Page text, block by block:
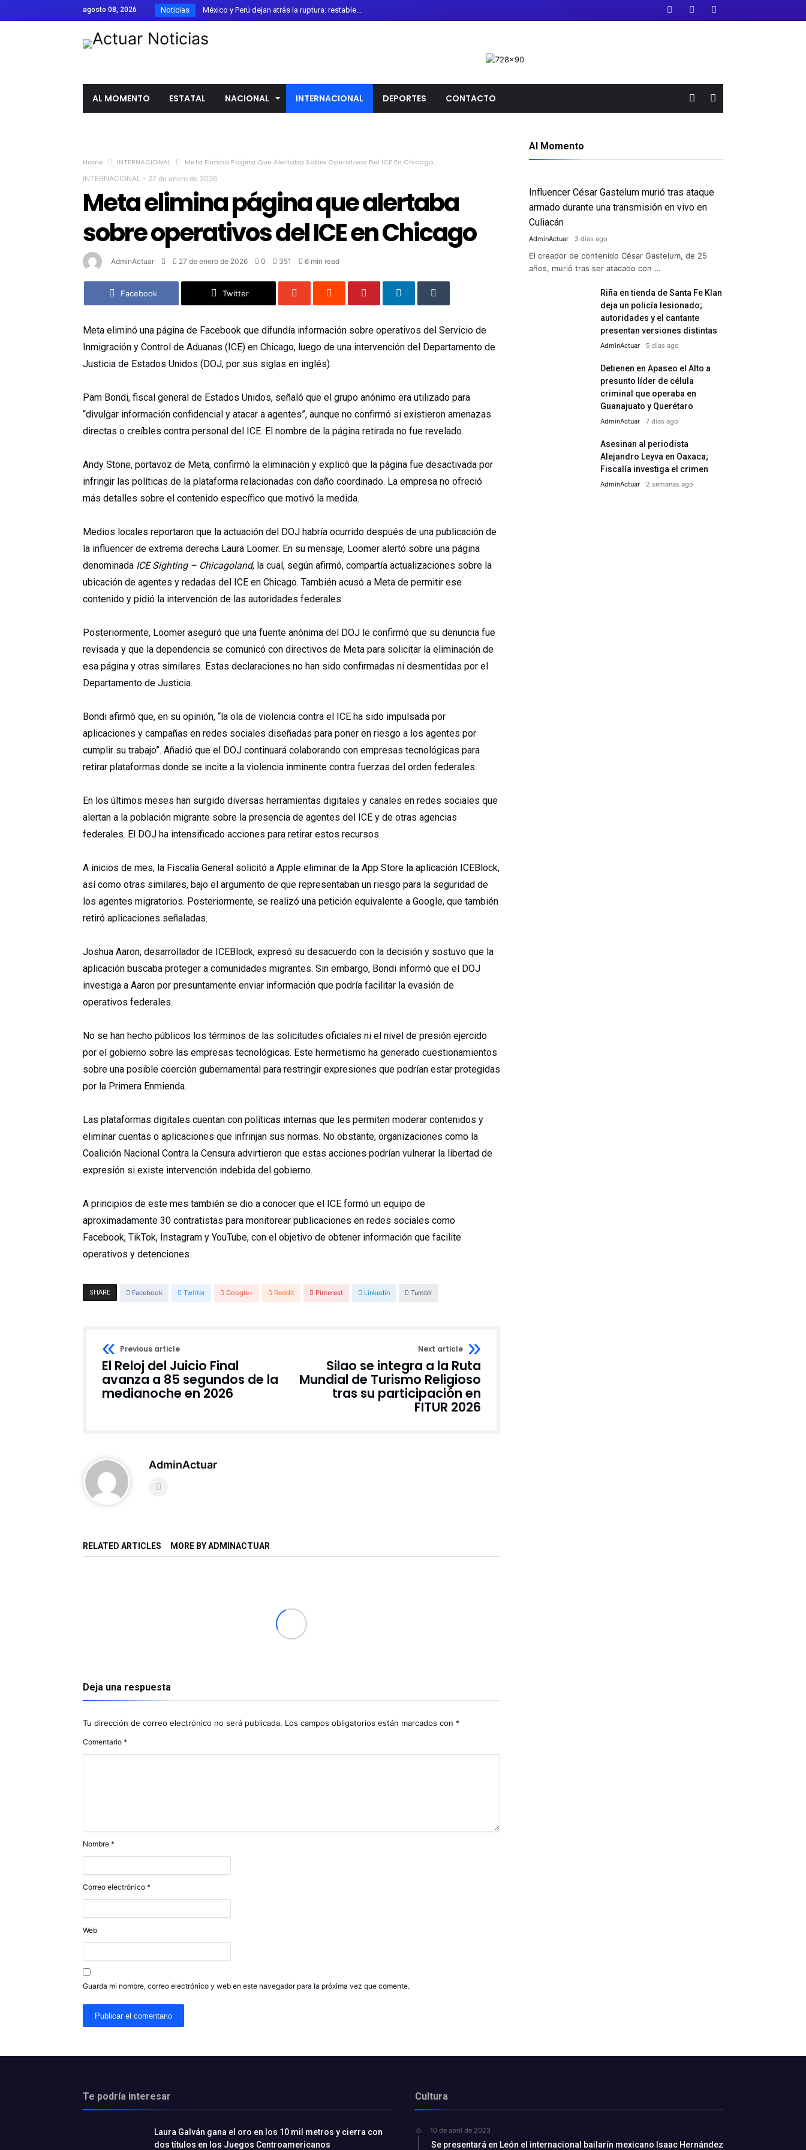
agosto 08, 2026 Noticias México y Perú dejan atrás la ruptura: restable...
Guanajuato firma el calendario escolar 2026-20...
El Festival de Órgano Antiguo de Guanajuato ce...
Detienen a Ángel Aguirre por presunto encubrim...
FIFA respalda a Gianni Infantino pese a crític...
Libia Dennise asume la presidencia de la Asoci...
AL MOMENTO ESTATAL NACIONAL INTERNACIONAL DEPORTES CONTACTO
Home INTERNACIONAL Meta Elimina Página Que Alertaba Sobre Operativos Del ICE En Chicago
INTERNACIONAL - 27 de enero de 2026
Meta elimina página que alertaba
sobre operativos del ICE en Chicago
AdminActuar 27 de enero de 2026 0 351 6 min read
Facebook Twitter
Meta eliminó una página de Facebook que difundía información sobre operativos del Servicio de
Inmigración y Control de Aduanas (ICE) en Chicago, luego de una intervención del Departamento de
Justicia de Estados Unidos (DOJ, por sus siglas en inglés).
Pam Bondi, fiscal general de Estados Unidos, señaló que el grupo anónimo era utilizado para
“divulgar información confidencial y atacar a agentes”, aunque no confirmó si existieron amenazas
directas o creíbles contra personal del ICE. El nombre de la página retirada no fue revelado.
Andy Stone, portavoz de Meta, confirmó la eliminación y explicó que la página fue desactivada por
infringir las políticas de la plataforma relacionadas con daño coordinado. La empresa no ofreció
más detalles sobre el contenido específico que motivó la medida.
Medios locales reportaron que la actuación del DOJ habría ocurrido después de una publicación de
la influencer de extrema derecha Laura Loomer. En su mensaje, Loomer alertó sobre una página
denominada ICE Sighting – Chicagoland, la cual, según afirmó, compartía actualizaciones sobre la
ubicación de agentes y redadas del ICE en Chicago. También acusó a Meta de permitir ese
contenido y pidió la intervención de las autoridades federales.
Posteriormente, Loomer aseguró que una fuente anónima del DOJ le confirmó que su denuncia fue
revisada y que la dependencia se comunicó con directivos de Meta para solicitar la eliminación de
esa página y otras similares. Estas declaraciones no han sido confirmadas ni desmentidas por el
Departamento de Justicia.
Bondi afirmó que, en su opinión, “la ola de violencia contra el ICE ha sido impulsada por
aplicaciones y campañas en redes sociales diseñadas para poner en riesgo a los agentes por
cumplir su trabajo”. Añadió que el DOJ continuará colaborando con empresas tecnológicas para
retirar plataformas donde se incite a la violencia inminente contra fuerzas del orden federales.
En los últimos meses han surgido diversas herramientas digitales y canales en redes sociales que
alertan a la población migrante sobre la presencia de agentes del ICE y de otras agencias
federales. El DOJ ha intensificado acciones para retirar estos recursos.
A inicios de mes, la Fiscalía General solicitó a Apple eliminar de la App Store la aplicación ICEBlock,
así como otras similares, bajo el argumento de que representaban un riesgo para la seguridad de
los agentes migratorios. Posteriormente, se realizó una petición equivalente a Google, que también
retiró aplicaciones señaladas.
Joshua Aaron, desarrollador de ICEBlock, expresó su desacuerdo con la decisión y sostuvo que la
aplicación buscaba proteger a comunidades migrantes. Sin embargo, Bondi informó que el DOJ
investiga a Aaron por presuntamente enviar información que podría facilitar la evasión de
operativos federales.
No se han hecho públicos los términos de las solicitudes oficiales ni el nivel de presión ejercido
por el gobierno sobre las empresas tecnológicas. Este hermetismo ha generado cuestionamientos
sobre una posible coerción gubernamental para restringir expresiones que podrían estar protegidas
por la Primera Enmienda.
Las plataformas digitales cuentan con políticas internas que les permiten moderar contenidos y
eliminar cuentas o aplicaciones que infrinjan sus normas. No obstante, organizaciones como la
Coalición Nacional Contra la Censura advirtieron que estas acciones podrían vulnerar la libertad de
expresión si existe intervención indebida del gobierno.
A principios de este mes también se dio a conocer que el ICE formó un equipo de
aproximadamente 30 contratistas para monitorear publicaciones en redes sociales como
Facebook, TikTok, Instagram y YouTube, con el objetivo de obtener información que facilite
operativos y detenciones.
SHARE Facebook Twitter Google+ Reddit Pinterest Linkedin Tumblr
Previous article
El Reloj del Juicio Final
avanza a 85 segundos de la
medianoche en 2026
Next article
Silao se integra a la Ruta
Mundial de Turismo Religioso
tras su participación en
FITUR 2026
AdminActuar
RELATED ARTICLES MORE BY ADMINACTUAR
Deja una respuesta
Tu dirección de correo electrónico no será publicada. Los campos obligatorios están marcados con *
Comentario *
Nombre *
Correo electrónico *
Web
Guarda mi nombre, correo electrónico y web en este navegador para la próxima vez que comente.
Al Momento
Influencer César Gastelum murió tras ataque
armado durante una transmisión en vivo en
Culiacán
AdminActuar 3 días ago
El creador de contenido César Gastelum, de 25
años, murió tras ser atacado con …
Riña en tienda de Santa Fe Klan
deja un policía lesionado;
autoridades y el cantante
presentan versiones distintas
AdminActuar 5 días ago
Detienen en Apaseo el Alto a
presunto líder de célula
criminal que operaba en
Guanajuato y Querétaro
AdminActuar 7 días ago
Asesinan al periodista
Alejandro Leyva en Oaxaca;
Fiscalía investiga el crimen
AdminActuar 2 semanas ago
Te podría interesar
Laura Galván gana el oro en los 10 mil metros y cierra con
dos títulos en los Juegos Centroamericanos
Cultura
10 de abril de 2023
Se presentará en León el internacional bailarín mexicano Isaac Hernández